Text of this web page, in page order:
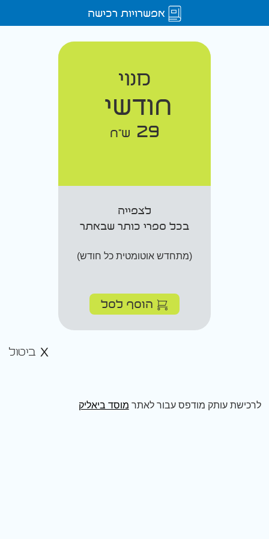
אפשרויות רכישה
מנוי
חודשי
29 ש"ח
לצפייה
בכל ספרי כותר שבאתר
(מתחדש אוטומטית כל חודש)
הוסף לסל
ביטול
לרכישת עותק מודפס עבור לאתר מוסד ביאליק